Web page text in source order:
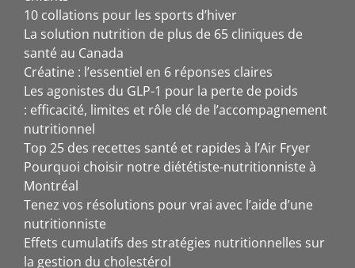
10 collations pour les sports d’hiver
La solution nutrition de plus de 65 cliniques de
santé au Canada
Créatine : l’essentiel en 6 réponses claires
Les agonistes du GLP-1 pour la perte de poids
: efficacité, limites et rôle clé de l’accompagnement
nutritionnel
Top 25 des recettes santé et rapides à l’Air Fryer
Pourquoi choisir notre diététiste-nutritionniste à
Montréal
Tenez vos résolutions pour vrai avec l’aide d’une
nutritionniste
Effets cumulatifs des stratégies nutritionnelles sur
la gestion du cholestérol